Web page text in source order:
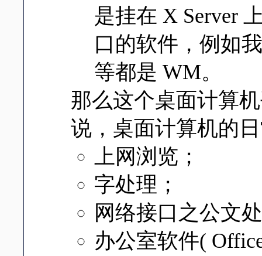
是挂在 X Server
口的软件，例如
等都是 WM。
那么这个桌面计算
说，桌面计算机的
上网浏览；
字处理；
网络接口之公文
办公室软件(